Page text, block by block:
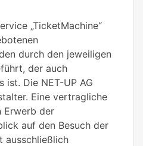
„TicketMachine“
durch den jeweiligen
der auch
ist. Die NET-UP AG
Eine vertragliche
Erwerb der
auf den Besuch der
ausschließlich